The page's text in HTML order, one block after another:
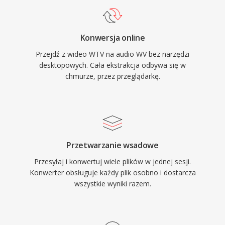
osobistych archiwach medialnych i moga byc
przetwarzane przez narzedzia wideo firm
przetwarzanie na wspolczesnym sprzecie.
licencji BSD i zostala zintegrowana z
foobar2000, VLC, FFmpeg i wieloma innymi
narzedziami. WavPack obsluguje rowniez
bogate metadane przez tagi APEv2, osadzone
skrupulatnych bibliotek muzycznych.
Konwersja online
Przejdź z wideo WTV na audio WV bez narzędzi
desktopowych. Cała ekstrakcja odbywa się w
chmurze, przez przeglądarkę.
Przetwarzanie wsadowe
Przesyłaj i konwertuj wiele plików w jednej sesji.
Konwerter obsługuje każdy plik osobno i dostarcza
wszystkie wyniki razem.